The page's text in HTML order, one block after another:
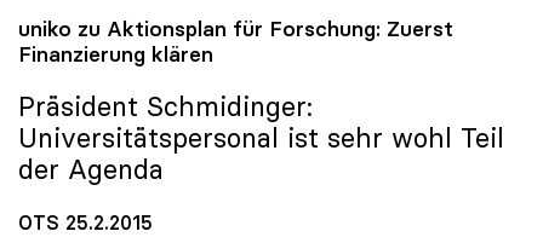
uniko zu Aktionsplan für Forschung: Zuerst
Finanzierung klären
Präsident Schmidinger:
Universitätspersonal ist sehr wohl Teil
der Agenda
OTS 25.2.2015